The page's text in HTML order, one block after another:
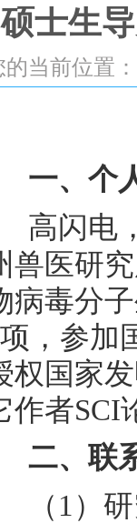
硕士生
的当前位置
一、个
高闪电
兽医研
病毒分
，参加
权国家
作者SCI
二、联
（1）